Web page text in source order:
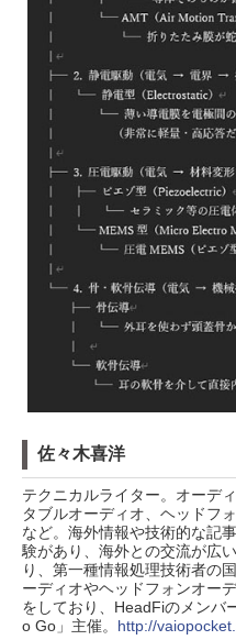
佐々木喜洋
テクニカルライター。オーデ
タブルオーディオ、ヘッドフ
など。海外情報や技術的な記
験があり、海外との交流が広
り、第一種情報処理技術者の
ーディオやヘッドフォンオー
をしており、HeadFiのメンバ
o Go」主催。 http://